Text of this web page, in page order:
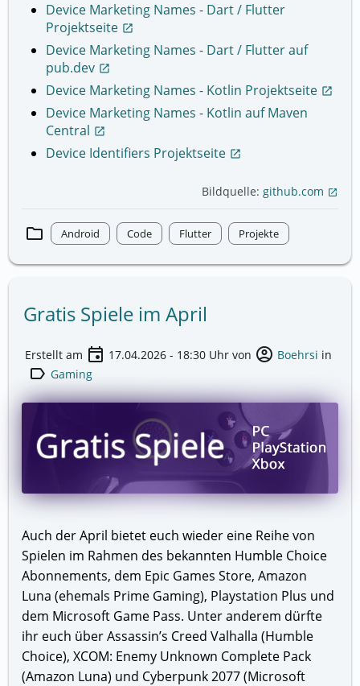
Device Marketing Names - Dart / Flutter
Projektseite open_in_new
Device Marketing Names - Dart / Flutter auf
pub.dev open_in_new
Device Marketing Names - Kotlin Projektseite open_in_new
Device Marketing Names - Kotlin auf Maven
Central open_in_new
Device Identifiers Projektseite open_in_new
Bildquelle: github.com open_in_new
folder Android Code Flutter Projekte
Gratis Spiele im April
Erstellt am event 17.04.2026 - 18:30 Uhr von account_circle Boehrsi in
label Gaming
Auch der April bietet euch wieder eine Reihe von
Spielen im Rahmen des bekannten Humble Choice
Abonnements, dem Epic Games Store, Amazon
Luna (ehemals Prime Gaming), Playstation Plus und
dem Microsoft Game Pass. Unter anderem dürfte
ihr euch über Assassin’s Creed Valhalla (Humble
Choice), XCOM: Enemy Unknown Complete Pack
(Amazon Luna) und Cyberpunk 2077 (Microsoft